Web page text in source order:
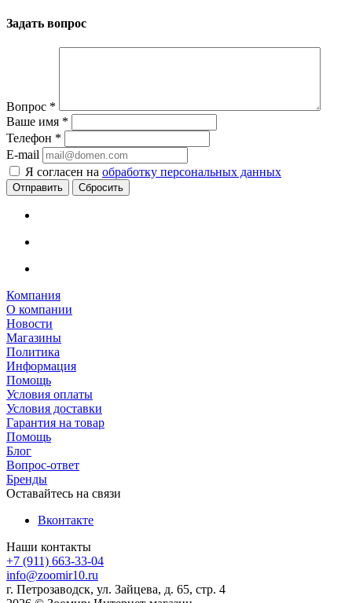
Задать вопрос
Вопрос *
Ваше имя *
Телефон *
E-mail
Я согласен на обработку персональных данных
Сбросить
Компания
О компании
Новости
Магазины
Политика
Информация
Помощь
Условия оплаты
Условия доставки
Гарантия на товар
Помощь
Блог
Вопрос-ответ
Бренды
Оставайтесь на связи
Вконтакте
Наши контакты
+7 (911) 663-33-04
info@zoomir10.ru
г. Петрозаводск, ул. Зайцева, д. 65, стр. 4